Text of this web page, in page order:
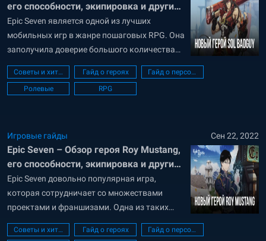
его способности, экипировка и другие
аспекты
Epic Seven является одной из лучших
мобильных игр в жанре пошаговых RPG. Она
заполучила доверие большого количества
геймеров по всему миру. Разработчики Epic
Seven тщательно прорабатывают каждый
игровой аспект, начиная с потрясающей 2D
разнообразной коллекцией персонажей. Epic
Seven доступна для бесплатного
скачивания...
Советы и хитрости Гайд о героях
Гайд о персонажах
Ролевые
RPG
Игровые гайды Сен 22, 2022
Epic Seven – Обзор героя Roy Mustang,
его способности, экипировка и другие
аспекты
Epic Seven довольно популярная игра,
которая сотрудничает со множествами
проектами и франшизами. Одна из таких
коллабораций случилась не так давно
между Epic Seven и франшизой FullMetal
Советы и хитрости Гайд о героях
Гайд о персонажах